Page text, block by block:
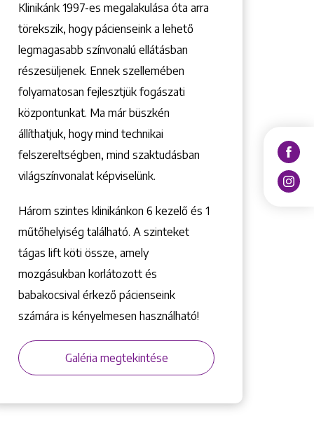
Klinikánk 1997-­es megalakulása óta arra
törekszik, hogy pácienseink a lehető
legmagasabb színvonalú ellátásban
részesüljenek. Ennek szellemében
folyamatosan fejlesztjük fogászati
központunkat. Ma már büszkén
állíthatjuk, hogy mind technikai
felszereltségben, mind szaktudásban
világszínvonalat képviselünk.
Három szintes klinikánkon 6 kezelő ­és 1
műtőhelyiség található. A szinteket
tágas lift köti össze, amely
mozgásukban korlátozott és
babakocsival érkező pácienseink
számára is kényelmesen használható!
Galéria megtekintése